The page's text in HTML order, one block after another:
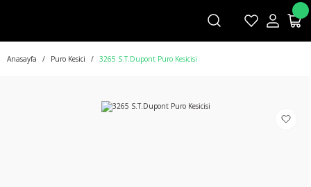
Anasayfa Puro Kesici 3265 S.T.Dupont Puro Kesicisi